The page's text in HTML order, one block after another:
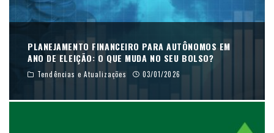
PLANEJAMENTO FINANCEIRO PARA AUTÔNOMOS EM
ANO DE ELEIÇÃO: O QUE MUDA NO SEU BOLSO?
Tendências e Atualizações 03/01/2026